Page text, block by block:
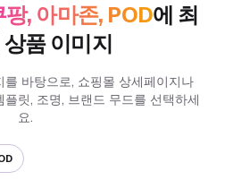
, 아마존, POD에 최
품 이미지
바탕으로, 쇼핑몰 상세페이지나
릿, 조명, 브랜드 무드를 선택하세
요.